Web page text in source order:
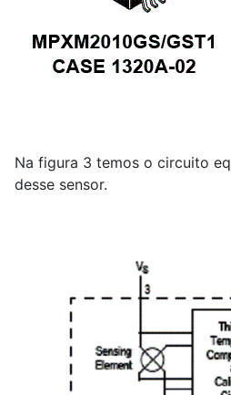
Na figura 3 temos o circuito
desse sensor.